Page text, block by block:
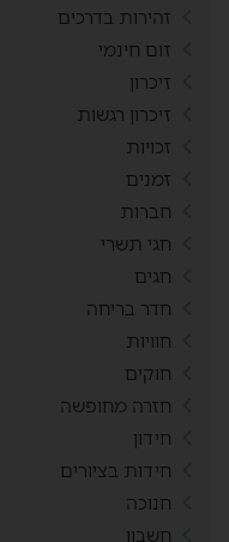
זהירות בדרכים
זום חינמי
זיכרון
זיכרון רגשות
זכויות
זמנים
חברות
חגי תשרי
חגים
חדר בריחה
חוויות
חוקים
חזרה מחופשה
חידון
חידות בציורים
חנוכה
חשבון